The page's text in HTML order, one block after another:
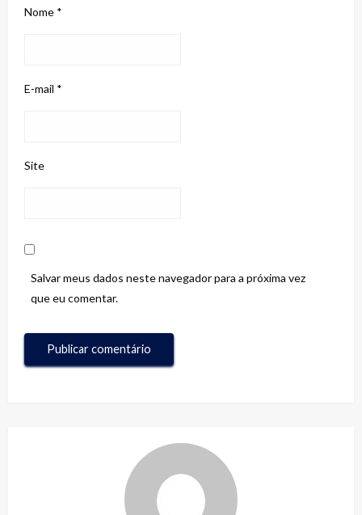
Nome *
E-mail *
Site
Salvar meus dados neste navegador para a próxima vez
que eu comentar.